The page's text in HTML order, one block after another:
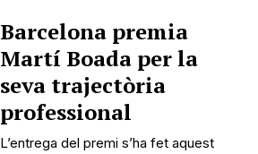
Barcelona premia
Martí Boada per la
seva trajectòria
professional
L’entrega del premi s’ha fet aquest